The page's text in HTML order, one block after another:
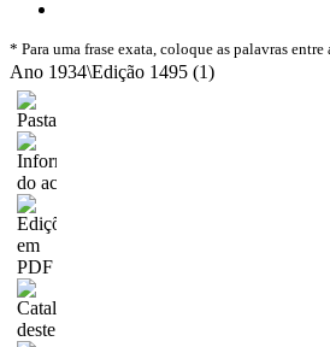
* Para uma frase exata, coloque as palavras
Ano 1934\Edição 1495 (1)